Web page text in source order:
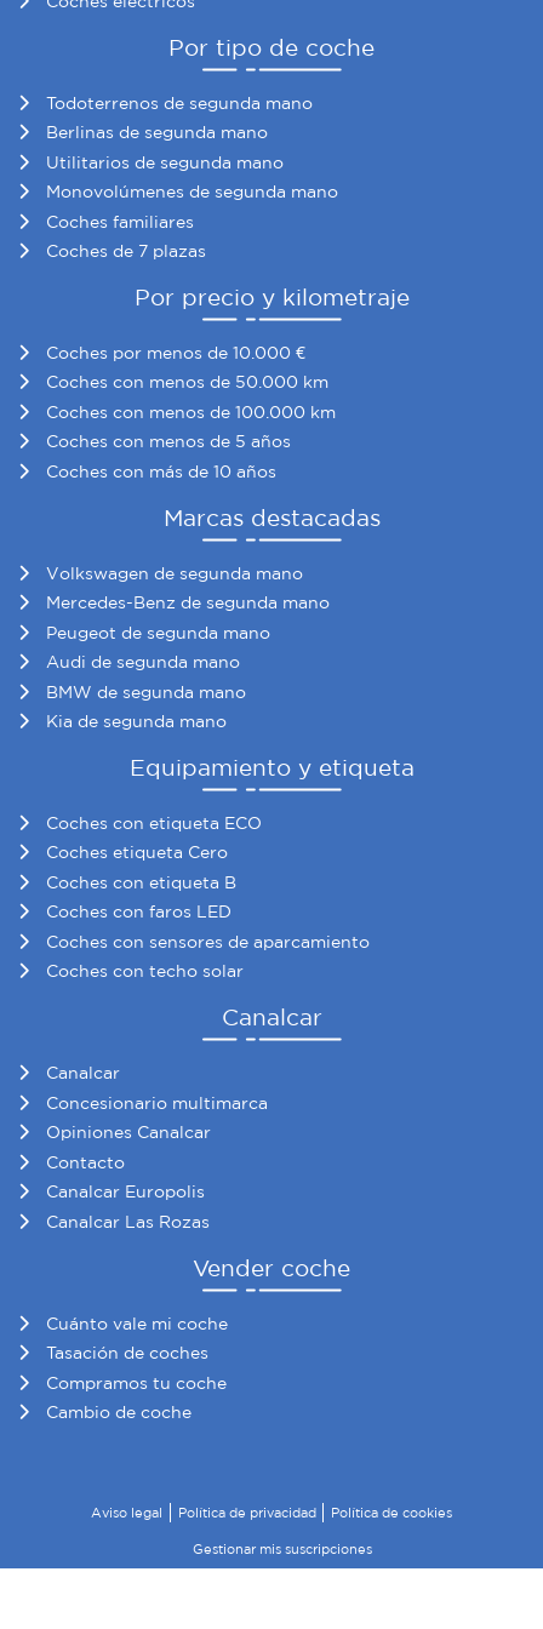
Por tipo de coche
Todoterrenos de segunda mano
Berlinas de segunda mano
Utilitarios de segunda mano
Monovolúmenes de segunda mano
Coches familiares
Coches de 7 plazas
Por precio y kilometraje
Coches por menos de 10.000 €
Coches con menos de 50.000 km
Coches con menos de 100.000 km
Coches con menos de 5 años
Coches con más de 10 años
Marcas destacadas
Volkswagen de segunda mano
Mercedes-Benz de segunda mano
Peugeot de segunda mano
Audi de segunda mano
BMW de segunda mano
Kia de segunda mano
Equipamiento y etiqueta
Coches con etiqueta ECO
Coches etiqueta Cero
Coches con etiqueta B
Coches con faros LED
Coches con sensores de aparcamiento
Coches con techo solar
Canalcar
Canalcar
Concesionario multimarca
Opiniones Canalcar
Contacto
Canalcar Europolis
Canalcar Las Rozas
Vender coche
Cuánto vale mi coche
Tasación de coches
Compramos tu coche
Cambio de coche
Aviso legal Política de privacidad Política de cookies
Gestionar mis suscripciones